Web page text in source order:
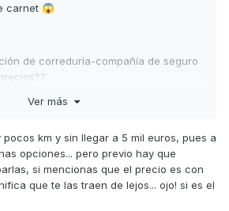
carnet 😱
de correduría-compañía de seguro
Ver más
pocos km y sin llegar a 5 mil euros, pues a
opciones... pero previo hay que
si mencionas que el precio es con
que te las traen de lejos... ojo! si es el